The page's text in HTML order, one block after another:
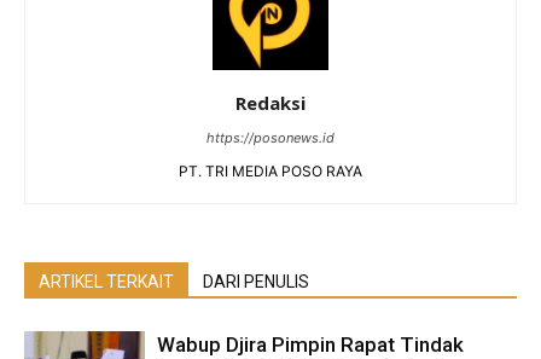
Redaksi
https://posonews.id
PT. TRI MEDIA POSO RAYA
ARTIKEL TERKAIT DARI PENULIS
Wabup Djira Pimpin Rapat Tindak